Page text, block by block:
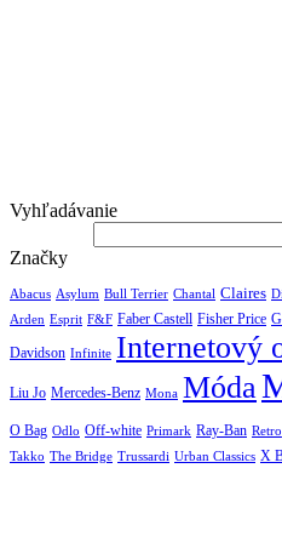
Vyhľadávanie
Značky
Abacus Asylum Bull Terrier Chantal Claires
Arden Esprit F&F Faber Castell Fisher Price
Davidson Infinite Internetový
Liu Jo Mercedes-Benz Mona Móda
O Bag Odlo Off-white Primark Ray-Ban Retro
Takko The Bridge Trussardi Urban Classics X